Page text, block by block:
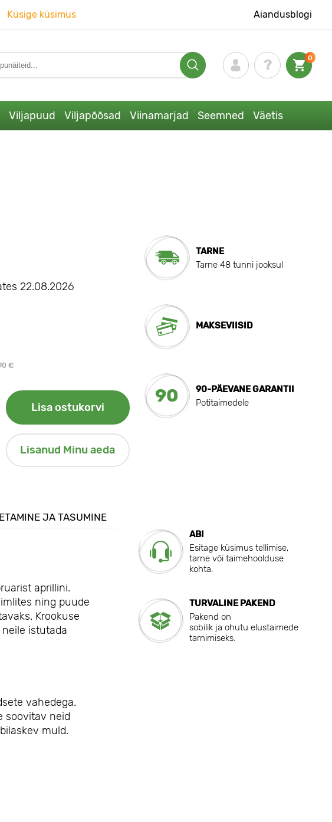
Küsige küsimus Aiandusblogi
0
Viljapuud Viljapõõsad Viinamarjad Seemned Väetis
22.08.2026
€
Lisa ostukorvi
Lisanud Minu aeda
TARNE
Tarne 48 tunni jooksul
MAKSEVIISID
90
90-PÄEVANE GARANTII
Potitaimedele
JA TASUMINE
aprillini.
ning puude
Krookuse
istutada
vahedega.
soovitav neid
muld.
ABI
Esitage küsimus tellimise,
tarne või taimehoolduse
kohta.
TURVALINE PAKEND
Pakend on
sobilik ja ohutu elustaimede
tarnimiseks.